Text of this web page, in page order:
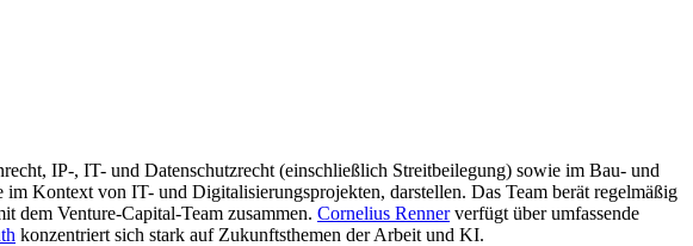
IP-, IT- und Datenschutzrecht (einschließlich Streitbeilegung) sowie im Bau- und
Kontext von IT- und Digitalisierungsprojekten, darstellen. Das Team berät regelmäßig
dem Venture-Capital-Team zusammen. Cornelius Rennerverfügt über umfassende
konzentriert sich stark auf Zukunftsthemen der Arbeit und KI.